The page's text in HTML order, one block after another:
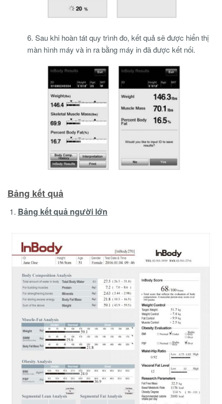
6. Sau khi hoàn tát quy trình đo, kết quả sẽ được hiển thị
màn hình máy và in ra bằng máy in đã được kết nối.
Bảng kết quả
Bảng kết quả người lớn